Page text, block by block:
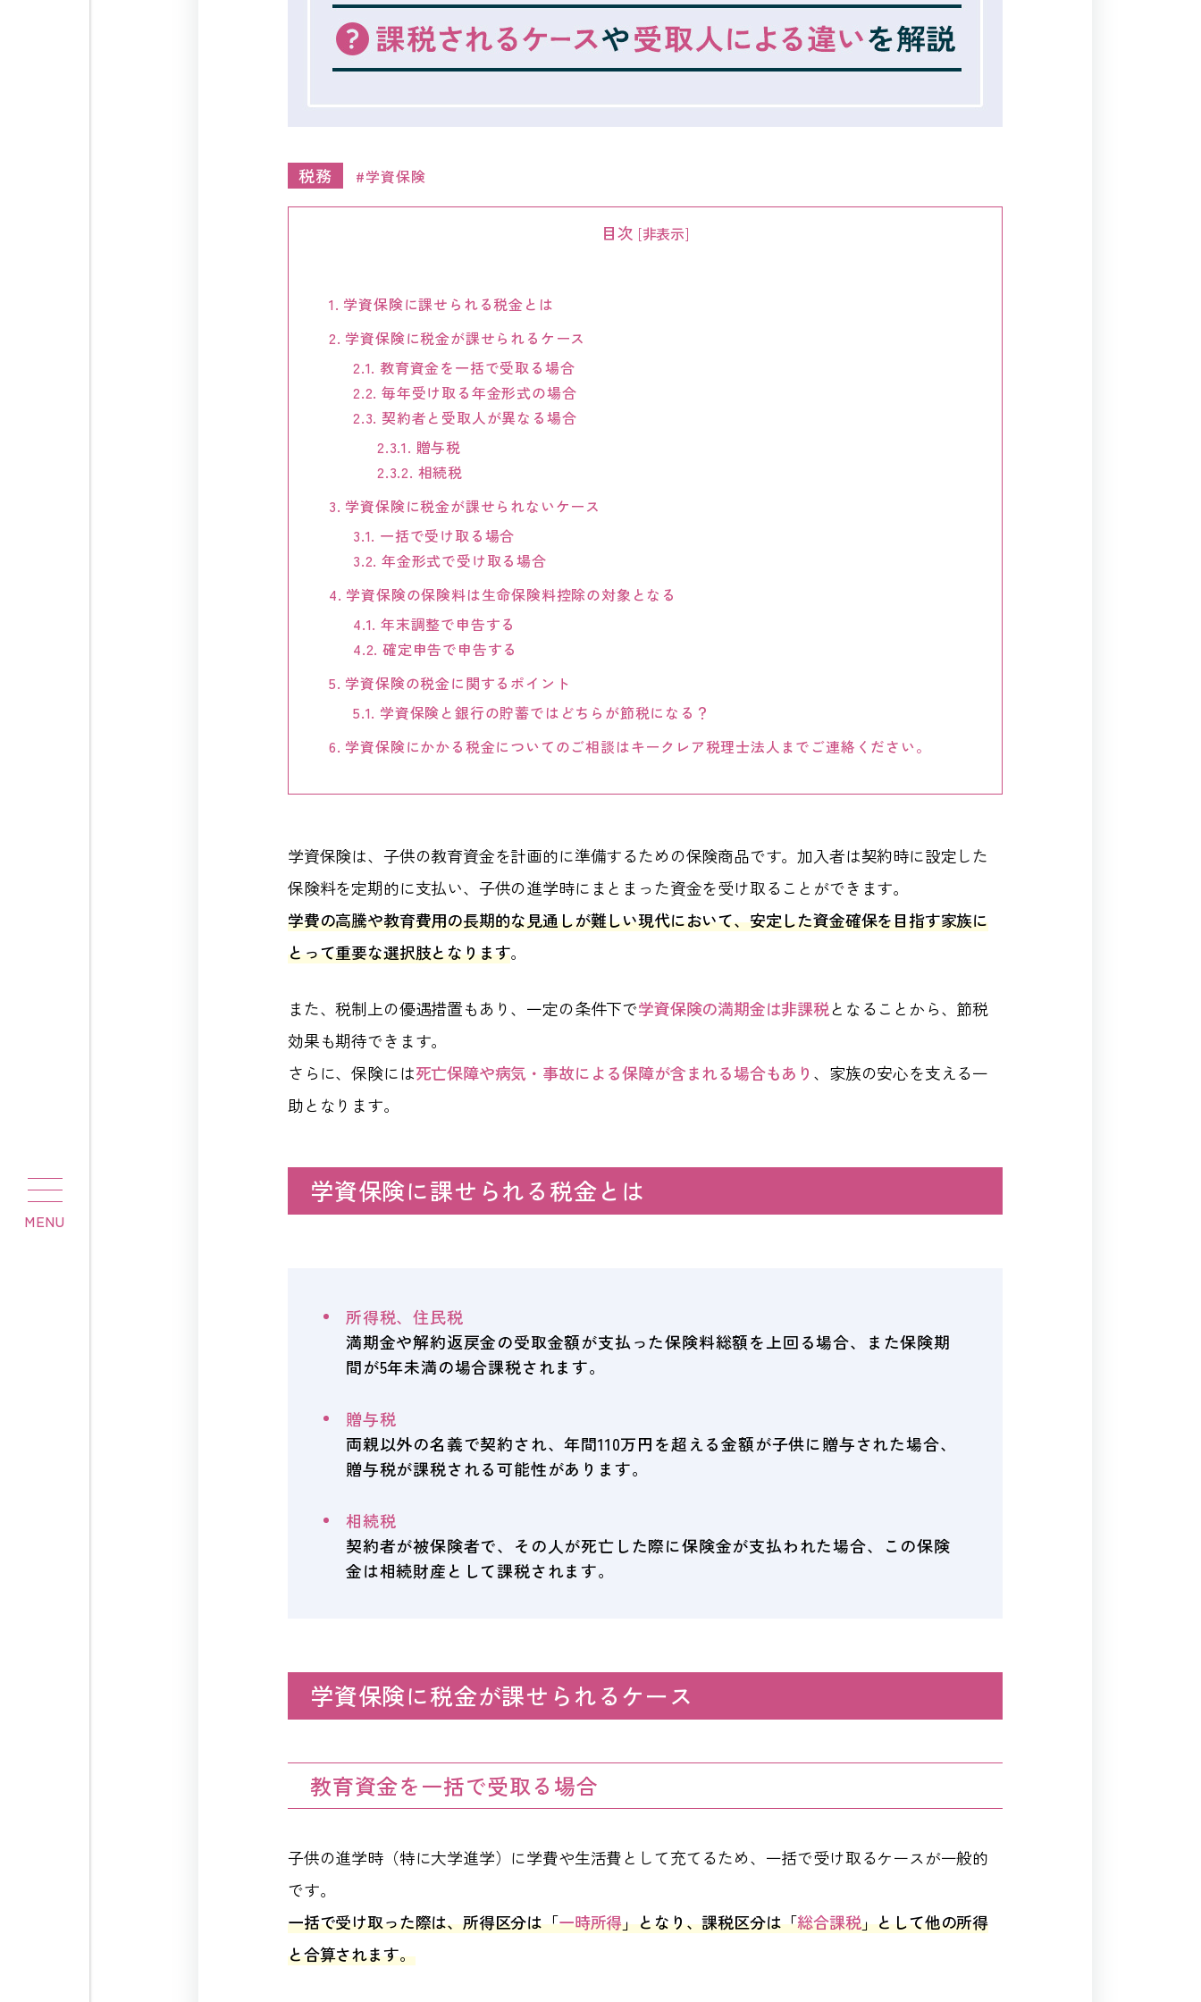
MENU
税務 学資保険
目次 [非表示]
1. 学資保険に課せられる税金とは
2. 学資保険に税金が課せられるケース
2.1. 教育資金を一括で受取る場合
2.2. 毎年受け取る年金形式の場合
2.3. 契約者と受取人が異なる場合
2.3.1. 贈与税
2.3.2. 相続税
3. 学資保険に税金が課せられないケース
3.1. 一括で受け取る場合
3.2. 年金形式で受け取る場合
4. 学資保険の保険料は生命保険料控除の対象となる
4.1. 年末調整で申告する
4.2. 確定申告で申告する
5. 学資保険の税金に関するポイント
5.1. 学資保険と銀行の貯蓄ではどちらが節税になる？
6. 学資保険にかかる税金についてのご相談はキークレア税理士法人までご連絡ください。
学資保険は、子供の教育資金を計画的に準備するための保険商品です。加入者は契約時に設定した
保険料を定期的に支払い、子供の進学時にまとまった資金を受け取ることができます。
学費の高騰や教育費用の長期的な見通しが難しい現代において、安定した資金確保を目指す家族に
とって重要な選択肢となります。
また、税制上の優遇措置もあり、一定の条件下で学資保険の満期金は非課税となることから、節税
効果も期待できます。
さらに、保険には死亡保障や病気・事故による保障が含まれる場合もあり 、家族の安心を支える一
助となります。
学資保険に課せられる税金とは
所得税、住民税
満期金や解約返戻金の受取金額が支払った保険料総額を上回る場合、また保険期
間が5年未満の場合課税されます。
贈与税
両親以外の名義で契約され、年間110万円を超える金額が子供に贈与された場合、
贈与税が課税される可能性があります。
相続税
契約者が被保険者で、その人が死亡した際に保険金が支払われた場合、この保険
金は相続財産として課税されます。
学資保険に税金が課せられるケース
教育資金を一括で受取る場合
子供の進学時（特に大学進学）に学費や生活費として充てるため、一括で受け取るケースが一般的
です。
一括で受け取った際は、所得区分は「一時所得」となり、課税区分は「総合課税」として他の所得
と合算されます。